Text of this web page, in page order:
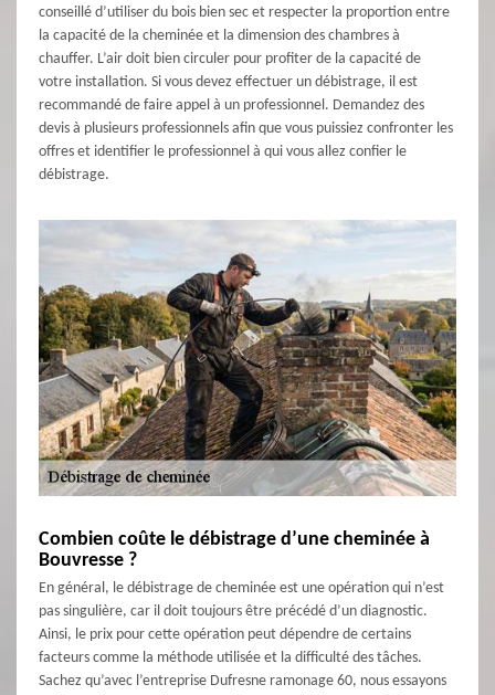
conseillé d’utiliser du bois bien sec et respecter la proportion entre
la capacité de la cheminée et la dimension des chambres à
chauffer. L’air doit bien circuler pour profiter de la capacité de
votre installation. Si vous devez effectuer un débistrage, il est
recommandé de faire appel à un professionnel. Demandez des
devis à plusieurs professionnels afin que vous puissiez confronter les
offres et identifier le professionnel à qui vous allez confier le
débistrage.
Combien coûte le débistrage d’une cheminée à
Bouvresse ?
En général, le débistrage de cheminée est une opération qui n’est
pas singulière, car il doit toujours être précédé d’un diagnostic.
Ainsi, le prix pour cette opération peut dépendre de certains
facteurs comme la méthode utilisée et la difficulté des tâches.
Sachez qu’avec l’entreprise Dufresne ramonage 60, nous essayons